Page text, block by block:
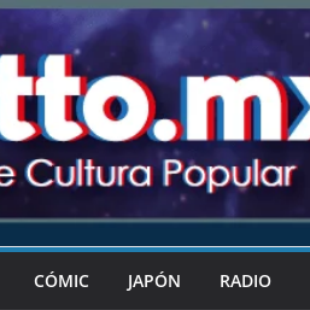
CÓMIC JAPÓN RADIO